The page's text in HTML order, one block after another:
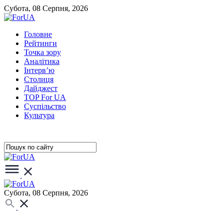
Субота, 08 Серпня, 2026
Головне
Рейтинги
Точка зору
Аналітика
Інтерв’ю
Столиця
Дайджест
TOP For UA
Суспiльство
Культура
Субота, 08 Серпня, 2026